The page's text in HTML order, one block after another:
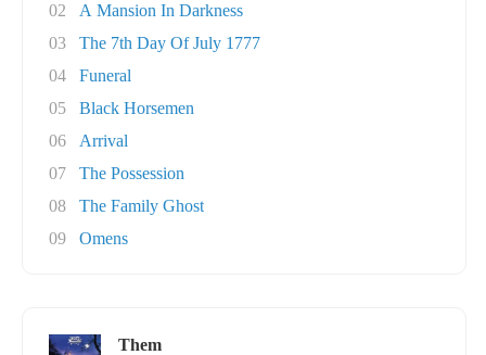
02
A Mansion In Darkness
03
The 7th Day Of July 1777
04
Funeral
05
Black Horsemen
06
Arrival
07
The Possession
08
The Family Ghost
09
Omens
Them